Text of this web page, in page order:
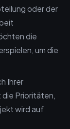
oder der
die
um die
Ihrer
die Prioritäten,
wird auf